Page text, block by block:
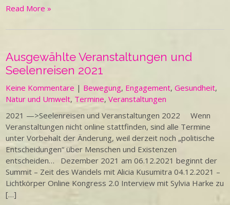
Read More »
Ausgewählte Veranstaltungen und
Seelenreisen 2021
Keine Kommentare | Bewegung, Engagement,Gesundheit,
Natur und Umwelt, Termine,Veranstaltungen
2021 —>Seelenreisen und Veranstaltungen 2022 Wenn
Veranstaltungen nicht online stattfinden, sind alle Termine
unter Vorbehalt der Änderung, weil derzeit noch „politische
Entscheidungen“ über Menschen und Existenzen
entscheiden… Dezember 2021 am 06.12.2021 beginnt der
Summit – Zeit des Wandels mit Alicia Kusumitra 04.12.2021 –
Lichtkörper Online Kongress 2.0 Interview mit Sylvia Harke zu
[…]